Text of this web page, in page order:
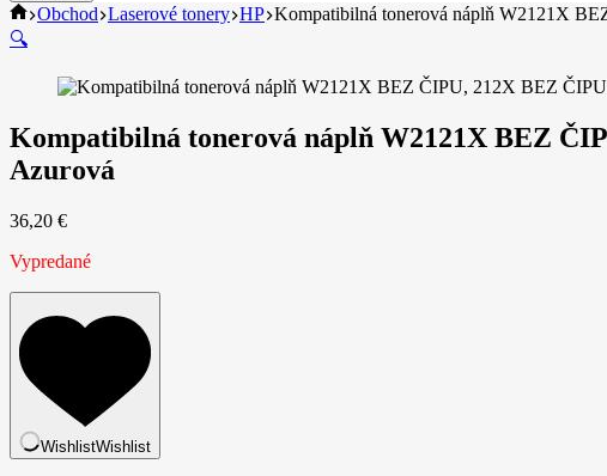
Home
Obchod Laserové tonery HP Kompatibilná tonerová náplň W2121X
🔍
Kompatibilná tonerová náplň W2121X BEZ
Azurová
36,20 €
Vypredané
WishlistWishlist